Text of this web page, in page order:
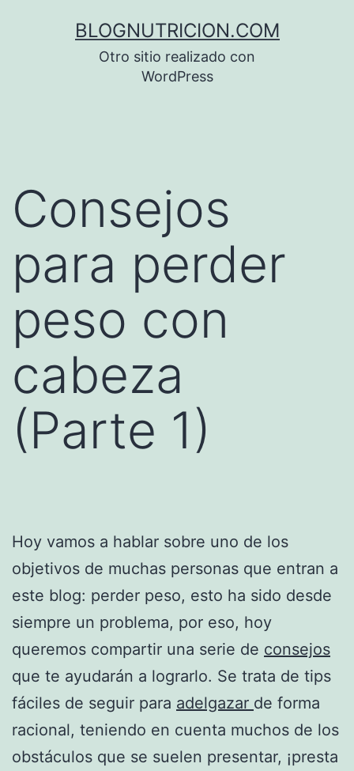
BLOGNUTRICION.COM
Otro sitio realizado con
WordPress
Consejos
para perder
peso con
cabeza
(Parte 1)
Hoy vamos a hablar sobre uno de los
objetivos de muchas personas que entran a
este blog: perder peso, esto ha sido desde
siempre un problema, por eso, hoy
queremos compartir una serie de consejos
que te ayudarán a lograrlo. Se trata de tips
fáciles de seguir para adelgazar de forma
racional, teniendo en cuenta muchos de los
obstáculos que se suelen presentar, ¡presta